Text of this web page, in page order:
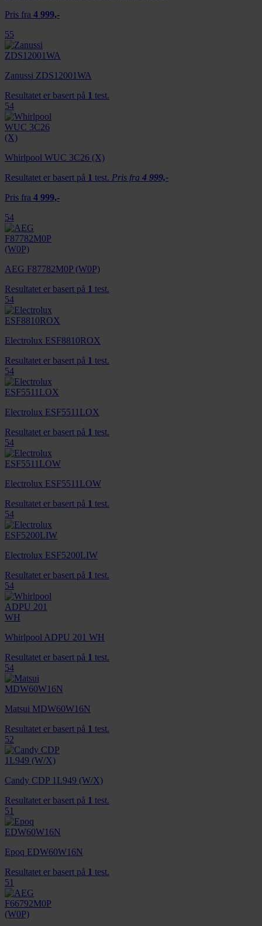
Pris fra 4 999,-
55
Zanussi ZDS12001WA
Resultatet er basert på 1 test.
54
Whirlpool WUC 3C26 (X)
Resultatet er basert på 1 test. Pris fra 4 999,-
Pris fra 4 999,-
54
AEG F87782M0P (W0P)
Resultatet er basert på 1 test.
54
Electrolux ESF8810ROX
Resultatet er basert på 1 test.
54
Electrolux ESF5511LOX
Resultatet er basert på 1 test.
54
Electrolux ESF5511LOW
Resultatet er basert på 1 test.
54
Electrolux ESF5200LIW
Resultatet er basert på 1 test.
54
Whirlpool ADPU 201 WH
Resultatet er basert på 1 test.
54
Matsui MDW60W16N
Resultatet er basert på 1 test.
52
Candy CDP 1L949 (W/X)
Resultatet er basert på 1 test.
51
Epoq EDW60W16N
Resultatet er basert på 1 test.
51